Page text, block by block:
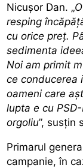
Nicușor Dan. „
resping
cu orice preț.
sedimenta
Noi am primit
ce conducerea
oameni care
lupta e cu
orgoliu”, susțin
Primarul
campanie, în